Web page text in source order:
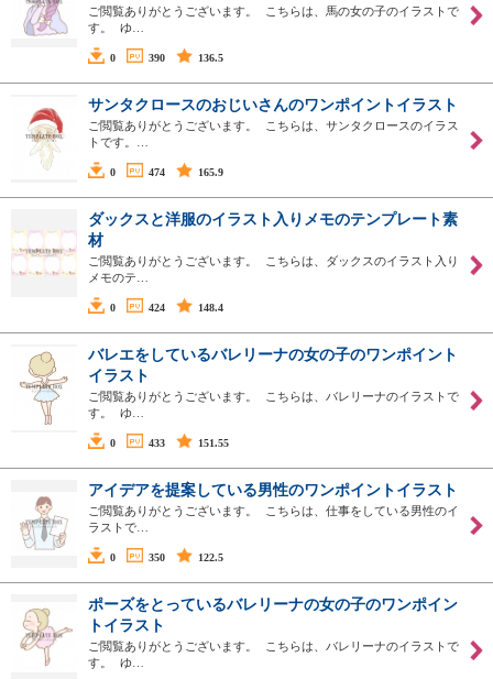
ご閲覧ありがとうございます。 こちらは、馬の女の子のイラストで
す。 ゆ…
0 390 136.5
サンタクロースのおじいさんのワンポイントイラスト
ご閲覧ありがとうございます。 こちらは、サンタクロースのイラス
トです。…
0 474 165.9
ダックスと洋服のイラスト入りメモのテンプレート素
材
ご閲覧ありがとうございます。 こちらは、ダックスのイラスト入り
メモのテ…
0 424 148.4
バレエをしているバレリーナの女の子のワンポイント
イラスト
ご閲覧ありがとうございます。 こちらは、バレリーナのイラストで
す。 ゆ…
0 433 151.55
アイデアを提案している男性のワンポイントイラスト
ご閲覧ありがとうございます。 こちらは、仕事をしている男性のイ
ラストで…
0 350 122.5
ポーズをとっているバレリーナの女の子のワンポイン
トイラスト
ご閲覧ありがとうございます。 こちらは、バレリーナのイラストで
す。 ゆ…